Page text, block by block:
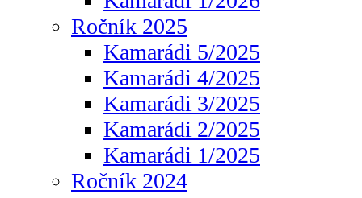
Ročník 2025
Kamarádi 5/2025
Kamarádi 4/2025
Kamarádi 3/2025
Kamarádi 2/2025
Kamarádi 1/2025
Ročník 2024